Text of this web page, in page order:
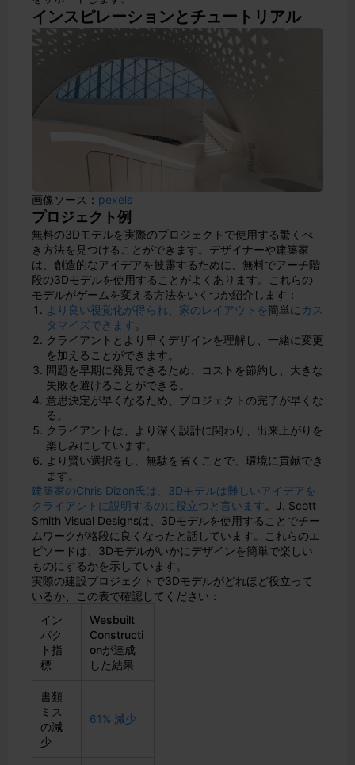
インスピレーションとチュートリアル
画像ソース： pexels
プロジェクト例
無料の3Dモデルを実際のプロジェクトで使用する驚くべ
き方法を見つけることができます。デザイナーや建築家
は、創造的なアイデアを披露するために、無料でアーチ階
段の3Dモデルを使用することがよくあります。これらの
モデルがゲームを変える方法をいくつか紹介します：
より良い視覚化が得られ、家のレイアウトを簡単に カス
タマイズできます。
クライアントとより早くデザインを理解し、一緒に変更
を加えることができます。
問題を早期に発見できるため、コストを節約し、大きな
失敗を避けることができる。
意思決定が早くなるため、プロジェクトの完了が早くな
る。
クライアントは、より深く設計に関わり、出来上がりを
楽しみにしています。
より賢い選択をし、無駄を省くことで、環境に貢献でき
ます。
建築家のChris Dizon氏は、3Dモデルは難しいアイデアを
クライアントに説明するのに役立つと言います。J. Scott
Smith Visual Designsは、3Dモデルを使用することでチー
ムワークが格段に良くなったと話しています。これらのエ
ピソードは、3Dモデルがいかにデザインを簡単で楽しい
ものにするかを示しています。
実際の建設プロジェクトで3Dモデルがどれほど役立って
いるか、この表で確認してください：
イン
パク
ト指
標
Wesbuilt
Constructi
onが達成
した結果
書類
ミス
の減
少
61% 減少